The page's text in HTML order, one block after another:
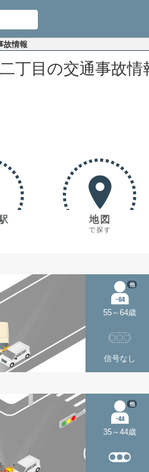
故情報
丁目の交通事故情
地図
で探す
55～64歳
他
信号なし
35～44歳
他